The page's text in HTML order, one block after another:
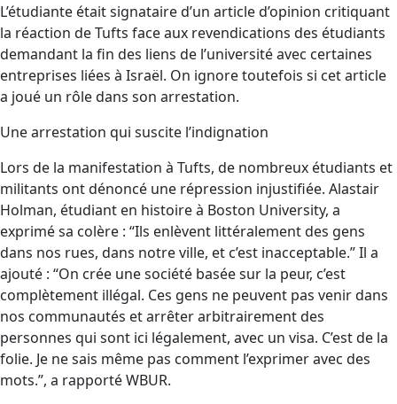
L’étudiante était signataire d’un article d’opinion critiquant
la réaction de Tufts face aux revendications des étudiants
demandant la fin des liens de l’université avec certaines
entreprises liées à Israël. On ignore toutefois si cet article
a joué un rôle dans son arrestation.
Une arrestation qui suscite l’indignation
Lors de la manifestation à Tufts, de nombreux étudiants et
militants ont dénoncé une répression injustifiée. Alastair
Holman, étudiant en histoire à Boston University, a
exprimé sa colère : “Ils enlèvent littéralement des gens
dans nos rues, dans notre ville, et c’est inacceptable.” Il a
ajouté : “On crée une société basée sur la peur, c’est
complètement illégal. Ces gens ne peuvent pas venir dans
nos communautés et arrêter arbitrairement des
personnes qui sont ici légalement, avec un visa. C’est de la
folie. Je ne sais même pas comment l’exprimer avec des
mots.”, a rapporté WBUR.